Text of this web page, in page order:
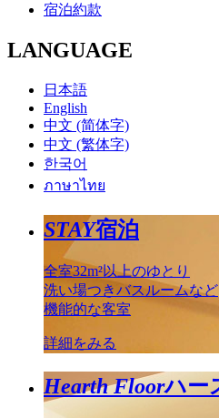
宿泊約款
LANGUAGE
日本語
English
中文 (简体字)
中文 (繁体字)
한국어
ภาษาไทย
STAY宿泊
全室32m²以上のゆとり
洗い場つきバスルームなど
機能的な客室
詳細をみる
Hearth Floorハー